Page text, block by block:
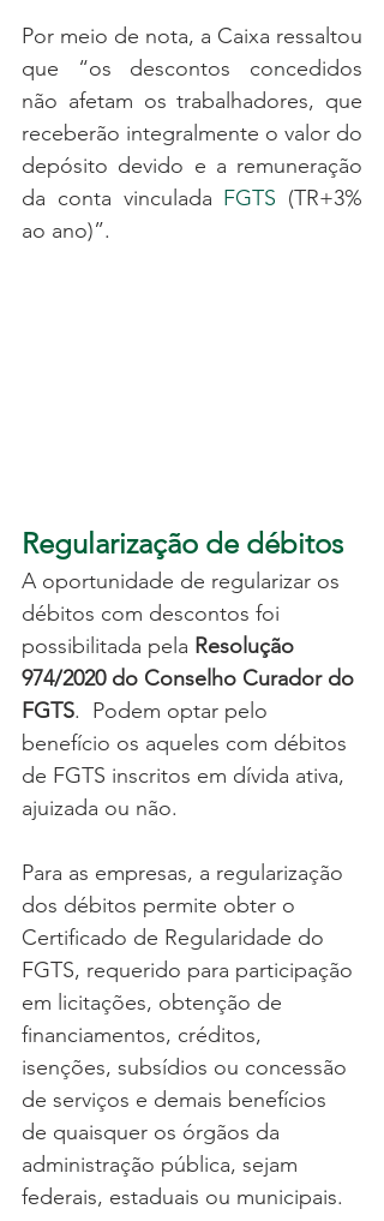
Por meio de nota, a Caixa ressaltou
que “os descontos concedidos
não afetam os trabalhadores, que
receberão integralmente o valor do
depósito devido e a remuneração
da conta vinculada FGTS (TR+3%
ao ano)”.
Regularização de débitos
A oportunidade de regularizar os
débitos com descontos foi
possibilitada pela Resolução
974/2020 do Conselho Curador do
FGTS.  Podem optar pelo
benefício os aqueles com débitos
de FGTS inscritos em dívida ativa,
ajuizada ou não.
Para as empresas, a regularização
dos débitos permite obter o
Certificado de Regularidade do
FGTS, requerido para participação
em licitações, obtenção de
financiamentos, créditos,
isenções, subsídios ou concessão
de serviços e demais benefícios
de quaisquer os órgãos da
administração pública, sejam
federais, estaduais ou municipais.